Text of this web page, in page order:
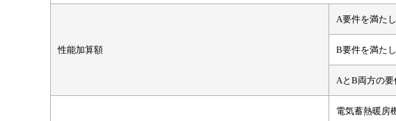
性能加算額
A要件を満た
B要件を満た
AとB両方の
電気蓄熱暖房